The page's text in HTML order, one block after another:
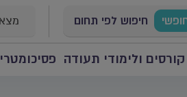
חיפוש לפי תחום
קורסים ולימודי תעודה פסיכומטרי